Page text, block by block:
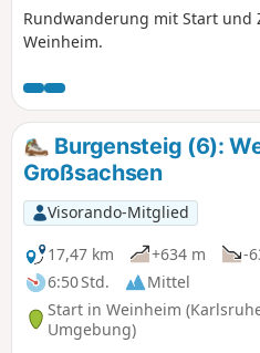
Rundwanderung mit Start und
Weinheim.
Burgensteig (6):
Großsachsen
Visorando-Mitglied
17,47 km
+634 m
-
6:50 Std.
Mittel
Start in Weinheim
Umgebung)